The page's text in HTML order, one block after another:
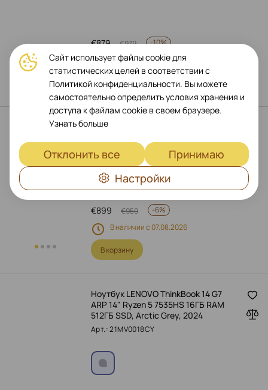
879
€ 979
€ -10%
В наличии с 07.08.2026
В корзину
Ноутбук LENOVO ThinkBook 16 G7
512ГБ SSD, Arctic Grey
Арт.: 21MW001NCY
899
€ 959
€ -6%
В наличии с 07.08.2026
В корзину
Ноутбук LENOVO ThinkBook 14 G7
ARP 14" Ryzen 5 7535HS 16ГБ RAM
512ГБ SSD, Arctic Grey, 2024
Арт.: 21MV0018CY
Сайт использует файлы cookie для
статистических целей в соответствии с
Политикой конфиденциальности. Вы можете
самостоятельно определить условия хранения и
доступа к файлам cookie в своем браузере.
Узнать больше
Отклонить все
Принимаю
Настройки